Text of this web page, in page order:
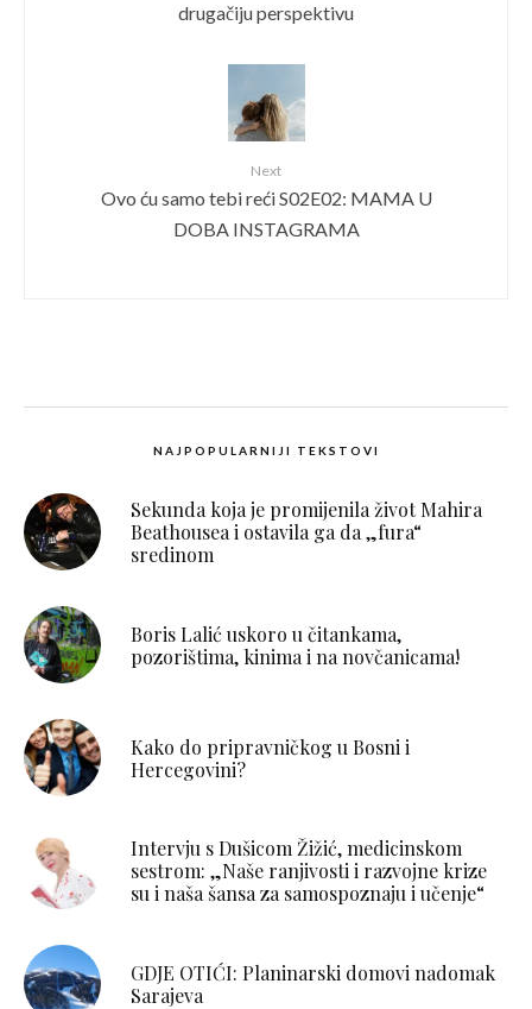
drugačiju perspektivu
Next
Ovo ću samo tebi reći S02E02: MAMA U
DOBA INSTAGRAMA
NAJPOPULARNIJI TEKSTOVI
Sekunda koja je promijenila život Mahira
Beathousea i ostavila ga da „fura“
sredinom
Boris Lalić uskoro u čitankama,
pozorištima, kinima i na novčanicama!
Kako do pripravničkog u Bosni i
Hercegovini?
Intervju s Dušicom Žižić, medicinskom
sestrom: „Naše ranjivosti i razvojne krize
su i naša šansa za samospoznaju i učenje“
GDJE OTIĆI: Planinarski domovi nadomak
Sarajeva